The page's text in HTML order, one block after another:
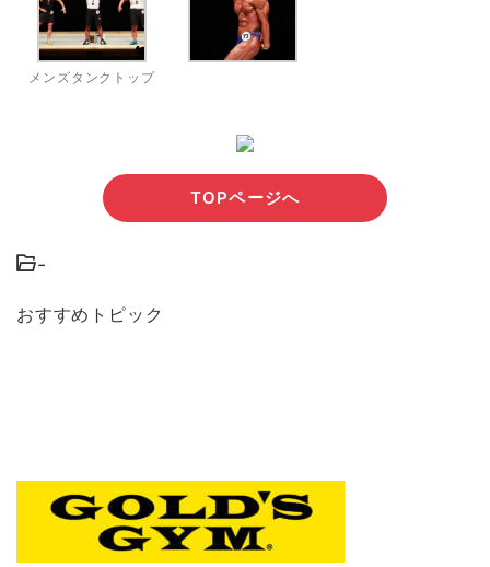
メンズタンクトップ
TOPページへ
-
おすすめトピック